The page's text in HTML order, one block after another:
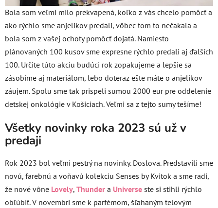
Bola som veľmi milo prekvapená, koľko z vás chcelo pomôcť a
ako rýchlo sme anjelikov predali, vôbec tom to nečakala a
bola som z vašej ochoty pomôcť dojatá. Namiesto
plánovaných 100 kusov sme expresne rýchlo predali aj ďalších
100. Určite túto akciu budúci rok zopakujeme a lepšie sa
zásobíme aj materiálom, lebo doteraz ešte máte o anjelikov
záujem. Spolu sme tak prispeli sumou 2000 eur pre oddelenie
detskej onkológie v Košiciach. Veľmi sa z tejto sumy tešíme!
Všetky novinky roka 2023 sú už v
predaji
Rok 2023 bol veľmi pestrý na novinky. Doslova. Predstavili sme
novú, farebnú a voňavú kolekciu Senses by Kvitok a sme radi,
že nové vône Lovely, Thunder a Universe ste si stihli rýchlo
obľúbiť. V novembri sme k parfémom, šľahaným telovým